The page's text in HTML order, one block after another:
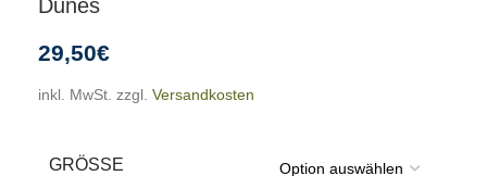
Dunes
29,50€
inkl. MwSt. zzgl. Versandkosten
GRÖSSE D